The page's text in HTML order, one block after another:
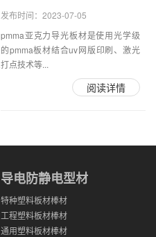
发布时间：2023-07-05
pmma亚克力导光板材是使用光学级
的pmma板材结合uv网版印刷、激光
打点技术等...
阅读详情
导电防静电型材
特种塑料板材棒材
工程塑料板材棒材
通用塑料板材棒材